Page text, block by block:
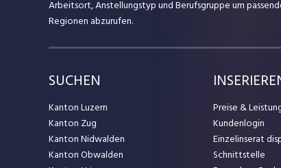
Arbeitsort, Anstellungstyp und Berufsgruppe um
Regionen abzurufen.
SUCHEN
Kanton Luzern
Kanton Zug
Kanton Nidwalden
Kanton Obwalden
Preise &
Kundenlogin
Einzelinserat
Schnittstelle